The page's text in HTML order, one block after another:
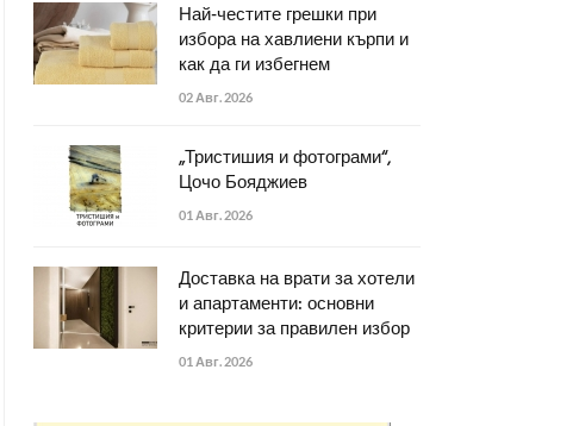
Най-честите грешки при
избора на хавлиени кърпи и
как да ги избегнем
02 Авг. 2026
„Тристишия и фотограми“,
Цочо Бояджиев
01 Авг. 2026
Доставка на врати за хотели
и апартаменти: основни
критерии за правилен избор
01 Авг. 2026